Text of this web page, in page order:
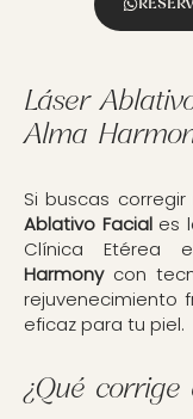
Láser
Alma
Si buscas
Ablativo Faciales
Clínica Etérea
Harmonycon
rejuvenecimiento
eficaz para tu piel.
¿Qué corrige